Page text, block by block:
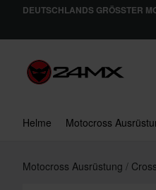
DEUTSCHLANDS GRÖSSTER
Helme Motocross
Motocross Ausrüstung